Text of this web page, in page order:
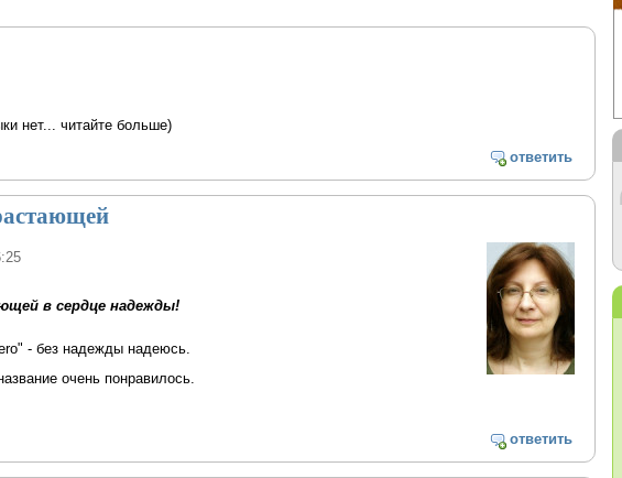
нет... читайте больше)
ответить
в сердце надежды!
- без надежды надеюсь.
очень понравилось.
ответить